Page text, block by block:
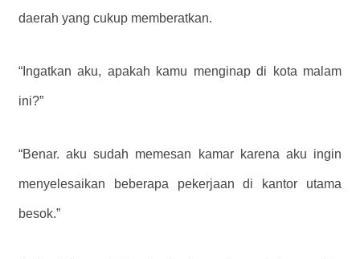
daerah yang cukup memberatkan.
“Ingatkan aku, apakah kamu menginap di kota malam
ini?”
“Benar. aku sudah memesan kamar karena aku ingin
menyelesaikan beberapa pekerjaan di kantor utama
besok.”